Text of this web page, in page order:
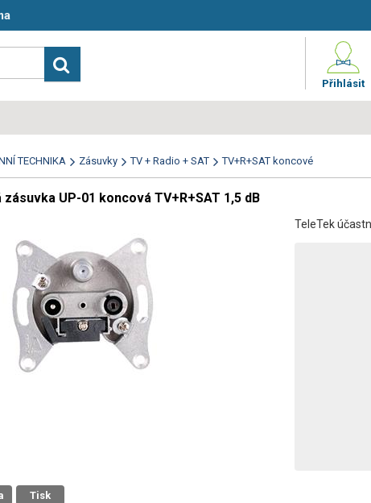
Přihlásit
TECHNIKA Zásuvky TV + Radio + SAT TV+R+SAT koncové
UP-01 koncová TV+R+SAT 1,5 dB
TeleTek
Tisk